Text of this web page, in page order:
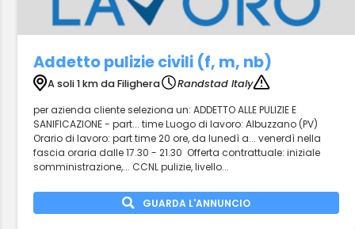
Addetto pulizie civili (f, m, nb)
A soli 1 km da Filighera
Randstad Italy
per azienda cliente seleziona un: ADDETTO ALLE PULIZIE E
SANIFICAZIONE - part... time Luogo di lavoro: Albuzzano (PV)
Orario di lavoro: part time 20 ore, da lunedì a... venerdì nella
fascia oraria dalle 17.30 - 21.30 Offerta contrattuale: iniziale
somministrazione,... CCNL pulizie, livello...
GUARDA L'ANNUNCIO